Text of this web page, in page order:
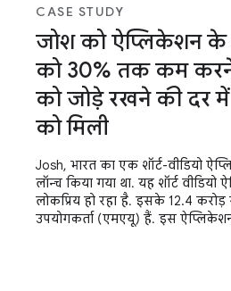
CASE STUDY
जोश को ऐप्लिकेशन के
को 30% तक कम करने
को जोड़े रखने की दर
को मिली
Josh, भारत का एक शॉर्ट-वीडियो
लॉन्च किया गया था. यह शॉर्ट
लोकप्रिय हो रहा है. इसके 12.4 करोड़
उपयोगकर्ता (एमएयू) हैं. इस